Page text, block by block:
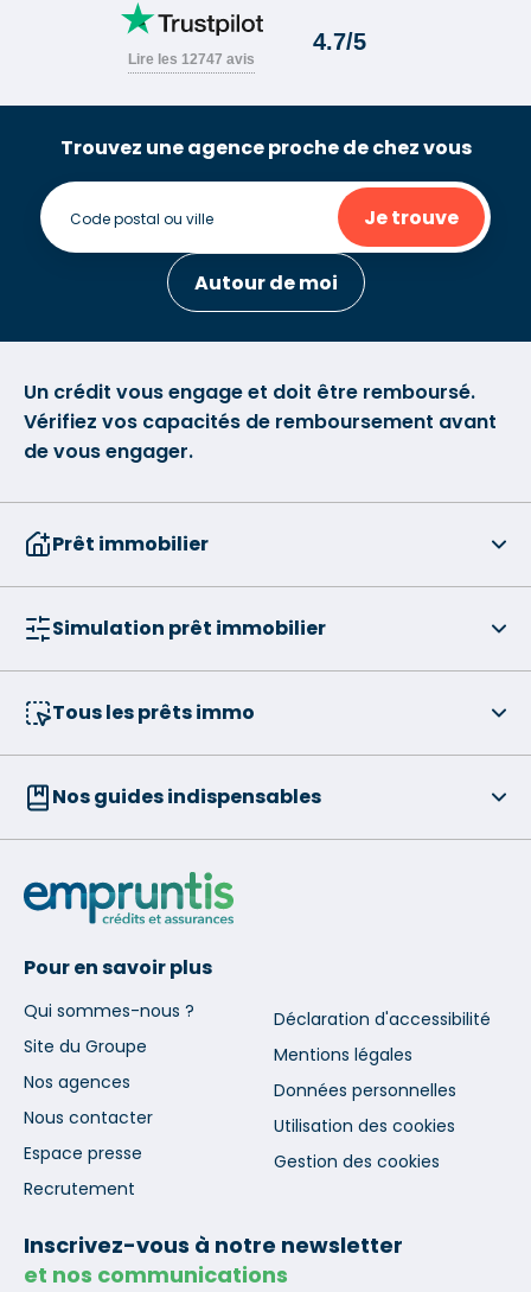
Trouvez une agence proche de chez vous
Je trouve
Autour de moi
Un crédit vous engage et doit être remboursé.
Vérifiez vos capacités de remboursement avant
de vous engager.
Prêt immobilier
Simulation prêt immobilier
Tous les prêts immo
Nos guides indispensables
Pour en savoir plus
Qui sommes-nous ?
Site du Groupe
Nos agences
Nous contacter
Espace presse
Recrutement
Déclaration d'accessibilité
Mentions légales
Données personnelles
Utilisation des cookies
Gestion des cookies
Inscrivez-vous à notre newsletter
et nos communications